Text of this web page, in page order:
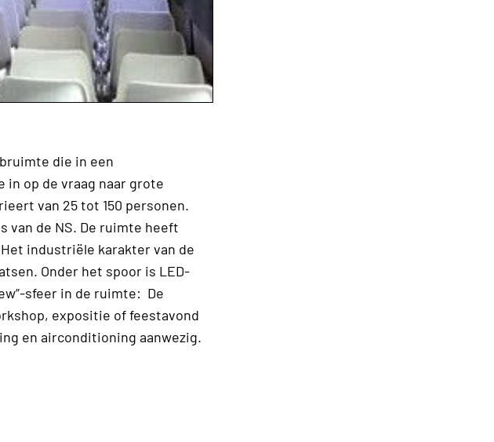
die in een
op de vraag naar grote
van 25 tot 150 personen.
van de NS. De ruimte heeft
industriële karakter van de
Onder het spoor is LED-
sfeer in de ruimte: De
expositie of feestavond
en airconditioning aanwezig.